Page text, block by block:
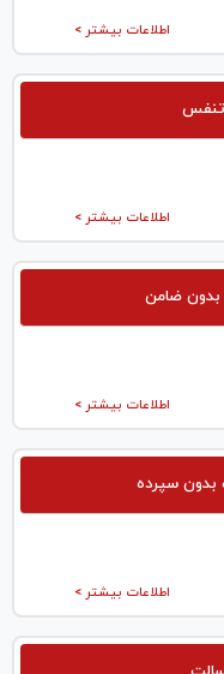
اطلاعات بیشتر >
تنفس
اطلاعات بیشتر >
بدون ضامن
اطلاعات بیشتر >
بدون سپرده
اطلاعات بیشتر >